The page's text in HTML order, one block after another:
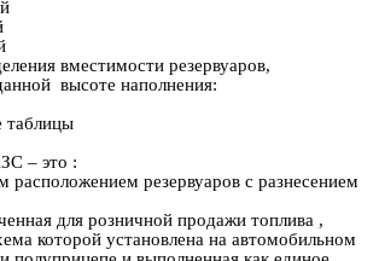
вместимости резервуаров,
высоте наполнения:
таблицы
– это :
резервуаров с разнесением
для розничной продажи топлива ,
которой установлена на автомобильном